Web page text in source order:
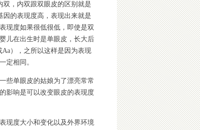
，内双跟双眼皮的区别就是
的表现度高，表现出来就是
现度如果很低很低，即使是双
儿在出生时是单眼皮，长大后
），之所以这样是因为表现
定相同。
些单眼皮的姑娘为了漂亮常常
影响是可以改变眼皮的表现度
现度大小和变化以及外界环境